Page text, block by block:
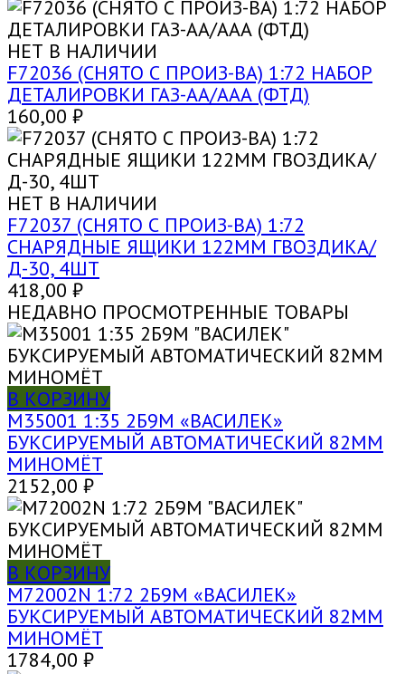
НЕТ В НАЛИЧИИ
F72036 (СНЯТО С ПРОИЗ-ВА) 1:72 НАБОР
ДЕТАЛИРОВКИ ГАЗ-АА/ААА (ФТД)
160,00 ₽
НЕТ В НАЛИЧИИ
F72037 (СНЯТО С ПРОИЗ-ВА) 1:72
СНАРЯДНЫЕ ЯЩИКИ 122ММ ГВОЗДИКА/
Д-30, 4ШТ
418,00 ₽
НЕДАВНО ПРОСМОТРЕННЫЕ ТОВАРЫ
В КОРЗИНУ
M35001 1:35 2Б9М «ВАСИЛЕК»
БУКСИРУЕМЫЙ АВТОМАТИЧЕСКИЙ 82ММ
МИНОМЁТ
2152,00 ₽
В КОРЗИНУ
M72002N 1:72 2Б9М «ВАСИЛЕК»
БУКСИРУЕМЫЙ АВТОМАТИЧЕСКИЙ 82ММ
МИНОМЁТ
1784,00 ₽